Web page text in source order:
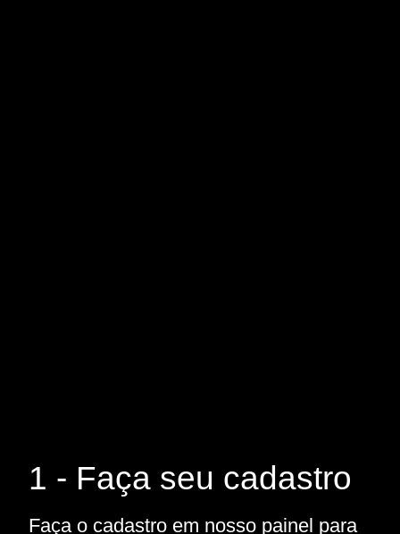
1 - Faça seu cadastro
Faça o cadastro em nosso painel para